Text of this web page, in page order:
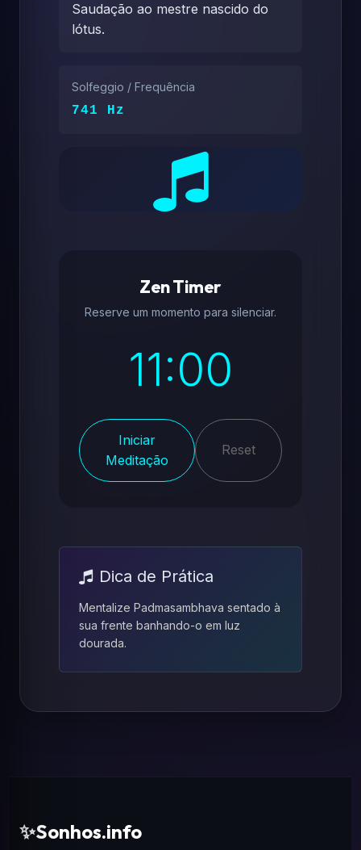
Saudação ao mestre nascido do
lótus.
Solfeggio / Frequência
741 Hz
Zen Timer
Reserve um momento para silenciar.
11:00
Iniciar
Meditação
Reset
Dica de Prática
Mentalize Padmasambhava sentado à
sua frente banhando-o em luz
dourada.
✨Sonhos.info